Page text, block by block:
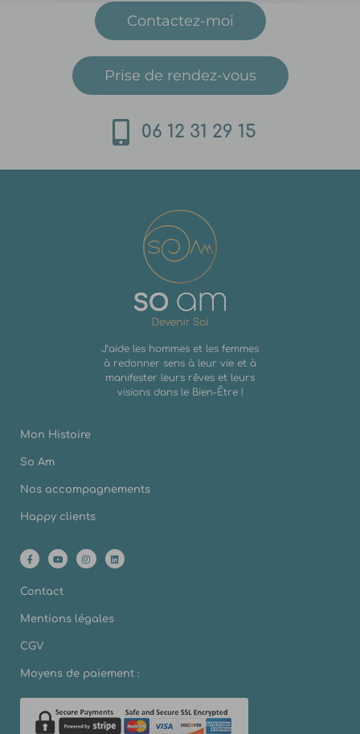
Contactez-moi
Prise de rendez-vous
06 12 31 29 15
J’aide les hommes et les femmes
à redonner sens à leur vie et à
manifester leurs rêves et leurs
visions dans le Bien-Être !
Mon Histoire
So Am
Nos accompagnements
Happy clients
Contact
Mentions légales
CGV
Moyens de paiement :